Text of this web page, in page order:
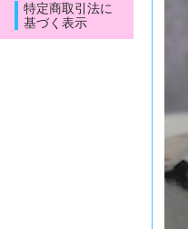
特定商取引法に
基づく表示